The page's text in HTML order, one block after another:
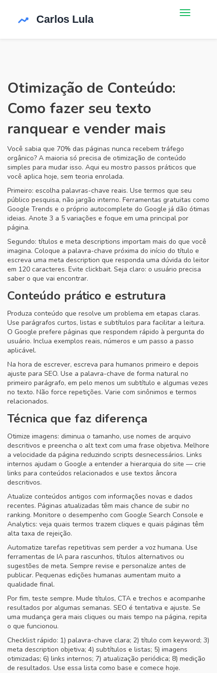
Otimização de Conteúdo:
Como fazer seu texto
ranquear e vender mais
Você sabia que 70% das páginas nunca recebem tráfego
orgânico? A maioria só precisa de otimização de conteúdo
simples para mudar isso. Aqui eu mostro passos práticos que
você aplica hoje, sem teoria enrolada.
Primeiro: escolha palavras-chave reais. Use termos que seu
público pesquisa, não jargão interno. Ferramentas gratuitas como
Google Trends e o próprio autocomplete do Google já dão ótimas
ideias. Anote 3 a 5 variações e foque em uma principal por
página.
Segundo: títulos e meta descriptions importam mais do que você
imagina. Coloque a palavra-chave próxima do início do título e
escreva uma meta description que responda uma dúvida do leitor
em 120 caracteres. Evite clickbait. Seja claro: o usuário precisa
saber o que vai encontrar.
Conteúdo prático e estrutura
Produza conteúdo que resolve um problema em etapas claras.
Use parágrafos curtos, listas e subtítulos para facilitar a leitura.
O Google prefere páginas que respondem rápido à pergunta do
usuário. Inclua exemplos reais, números e um passo a passo
aplicável.
Na hora de escrever, escreva para humanos primeiro e depois
ajuste para SEO. Use a palavra-chave de forma natural no
primeiro parágrafo, em pelo menos um subtítulo e algumas vezes
no texto. Não force repetições. Varie com sinônimos e termos
relacionados.
Técnica que faz diferença
Otimize imagens: diminua o tamanho, use nomes de arquivo
descritivos e preencha o alt text com uma frase objetiva. Melhore
a velocidade da página reduzindo scripts desnecessários. Links
internos ajudam o Google a entender a hierarquia do site — crie
links para conteúdos relacionados e use textos âncora
descritivos.
Atualize conteúdos antigos com informações novas e dados
recentes. Páginas atualizadas têm mais chance de subir no
ranking. Monitore o desempenho com Google Search Console e
Analytics: veja quais termos trazem cliques e quais páginas têm
alta taxa de rejeição.
Automatize tarefas repetitivas sem perder a voz humana. Use
ferramentas de IA para rascunhos, títulos alternativos ou
sugestões de meta. Sempre revise e personalize antes de
publicar. Pequenas edições humanas aumentam muito a
qualidade final.
Por fim, teste sempre. Mude títulos, CTA e trechos e acompanhe
resultados por algumas semanas. SEO é tentativa e ajuste. Se
uma mudança gera mais cliques ou mais tempo na página, repita
o que funcionou.
Checklist rápido: 1) palavra-chave clara; 2) título com keyword; 3)
meta description objetiva; 4) subtítulos e listas; 5) imagens
otimizadas; 6) links internos; 7) atualização periódica; 8) medição
de resultados. Use essa lista como base e comece hoje.